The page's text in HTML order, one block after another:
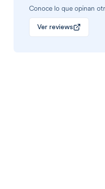
Conoce lo que opinan
Ver reviews